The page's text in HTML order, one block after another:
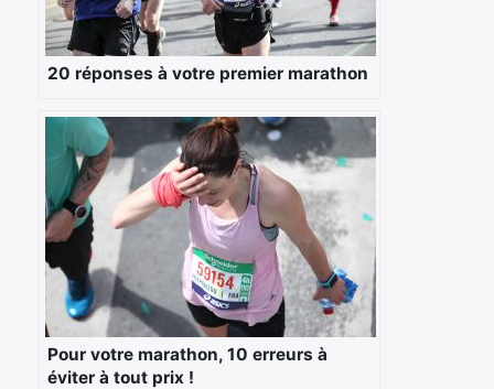
20 réponses à votre premier marathon
Pour votre marathon, 10 erreurs à
éviter à tout prix !